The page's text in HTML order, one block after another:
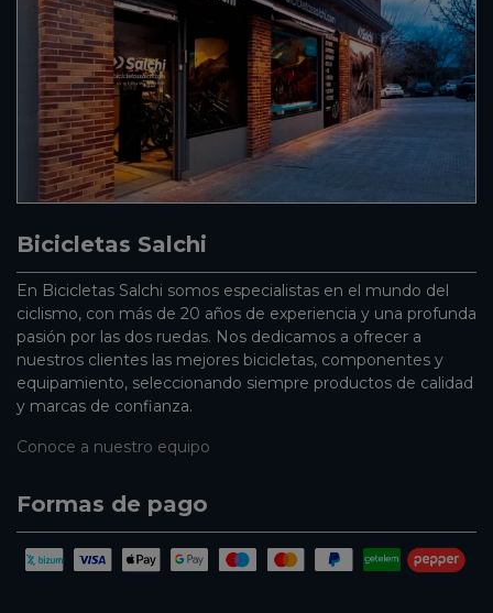
Bicicletas Salchi
En Bicicletas Salchi somos especialistas en el mundo del
ciclismo, con más de 20 años de experiencia y una profunda
pasión por las dos ruedas. Nos dedicamos a ofrecer a
nuestros clientes las mejores bicicletas, componentes y
equipamiento, seleccionando siempre productos de calidad
y marcas de confianza.
Conoce a nuestro equipo
Formas de pago